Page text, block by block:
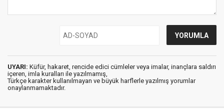
UYARI: Küfür, hakaret, rencide edici cümleler veya imalar, inançlara saldırı
içeren, imla kuralları ile yazılmamış,
Türkçe karakter kullanılmayan ve büyük harflerle yazılmış yorumlar
onaylanmamaktadır.